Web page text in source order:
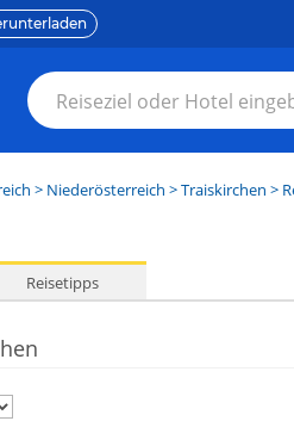
> Niederösterreich >Traiskirchen >
Reisetipps